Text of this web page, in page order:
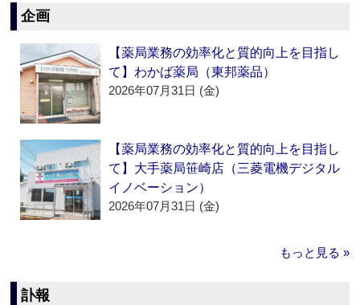
企画
【薬局業務の効率化と質的向上を目指し
て】わかば薬局（東邦薬品）
2026年07月31日 (金)
【薬局業務の効率化と質的向上を目指し
て】大手薬局笹崎店（三菱電機デジタル
イノベーション）
2026年07月31日 (金)
もっと見る »
訃報